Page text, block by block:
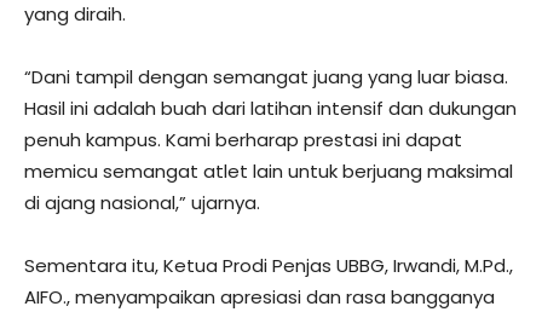
yang diraih.
“Dani tampil dengan semangat juang yang luar biasa.
Hasil ini adalah buah dari latihan intensif dan dukungan
penuh kampus. Kami berharap prestasi ini dapat
memicu semangat atlet lain untuk berjuang maksimal
di ajang nasional,” ujarnya.
Sementara itu, Ketua Prodi Penjas UBBG, Irwandi, M.Pd.,
AIFO., menyampaikan apresiasi dan rasa bangganya